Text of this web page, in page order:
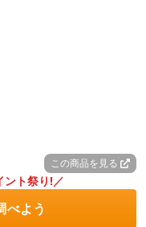
この商品を見る
ト祭り!／
よう